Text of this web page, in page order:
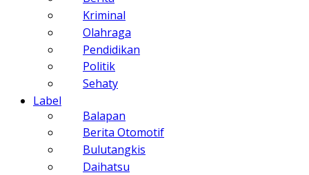
Kriminal
Olahraga
Pendidikan
Politik
Sehaty
Label
Balapan
Berita Otomotif
Bulutangkis
Daihatsu